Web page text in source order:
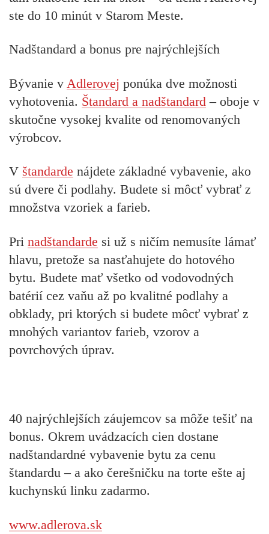
ste do 10 minút v Starom Meste.
Nadštandard a bonus pre najrýchlejších
Bývanie v Adlerovej ponúka dve možnosti
vyhotovenia. Štandard a nadštandard – oboje v
skutočne vysokej kvalite od renomovaných
výrobcov.
V štandarde nájdete základné vybavenie, ako
sú dvere či podlahy. Budete si môcť vybrať z
množstva vzoriek a farieb.
Pri nadštandarde si už s ničím nemusíte lámať
hlavu, pretože sa nasťahujete do hotového
bytu. Budete mať všetko od vodovodných
batérií cez vaňu až po kvalitné podlahy a
obklady, pri ktorých si budete môcť vybrať z
mnohých variantov farieb, vzorov a
povrchových úprav.
40 najrýchlejších záujemcov sa môže tešiť na
bonus. Okrem uvádzacích cien dostane
nadštandardné vybavenie bytu za cenu
štandardu – a ako čerešničku na torte ešte aj
kuchynskú linku zadarmo.
www.adlerova.sk